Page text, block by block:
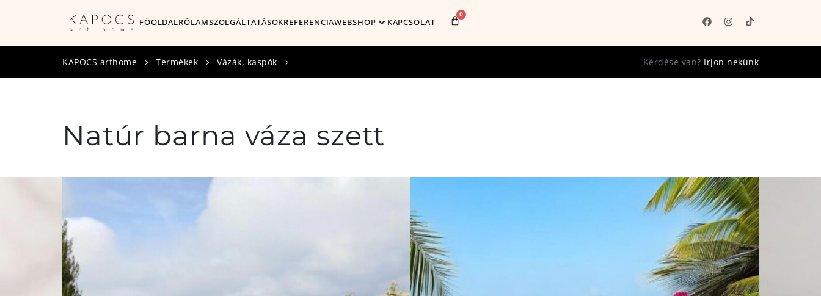
FŐOLDALRÓLAMSZOLGÁLTATÁSOKREFERENCIAWEBSHOP KAPCSOLAT
0
KAPOCS arthome Termékek Vázák, kaspók Kérdése van? Irjon nekünk
Natúr barna váza szett
234
Méret:
32 x 20 x 20 , 19 x 15 x 15 , 16 x 13 x 13
Szín:
rózsaszín, vaj
Egységárazás: